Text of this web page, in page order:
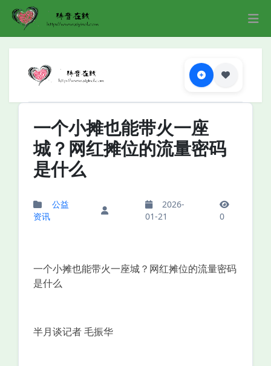
一个小摊也能带火一座
城？网红摊位的流量密码
是什么
公益
资讯
2026-
01-21
0
一个小摊也能带火一座城？网红摊位的流量密码
是什么
半月谈记者 毛振华